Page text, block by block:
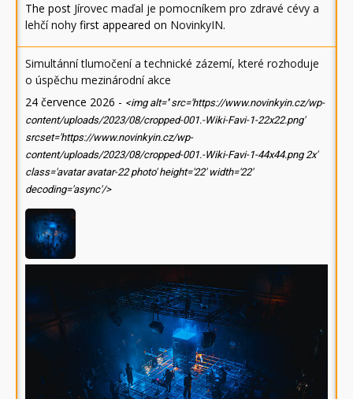
The post Jírovec maďal je pomocníkem pro zdravé cévy a
lehčí nohy first appeared on NovinkyIN.
Simultánní tlumočení a technické zázemí, které rozhoduje
o úspěchu mezinárodní akce
24 července 2026 - <img alt='' src='https://www.novinkyin.cz/wp-
content/uploads/2023/08/cropped-001.-Wiki-Favi-1-22x22.png'
srcset='https://www.novinkyin.cz/wp-
content/uploads/2023/08/cropped-001.-Wiki-Favi-1-44x44.png 2x'
class='avatar avatar-22 photo' height='22' width='22'
decoding='async'/>